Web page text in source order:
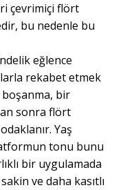
çevrimiçi flört
bu nedenle bu
eğlence
rekabet etmek
bir
sonra flört
Yaş
tonu bunu
bir uygulamada
ve daha kasıtlı